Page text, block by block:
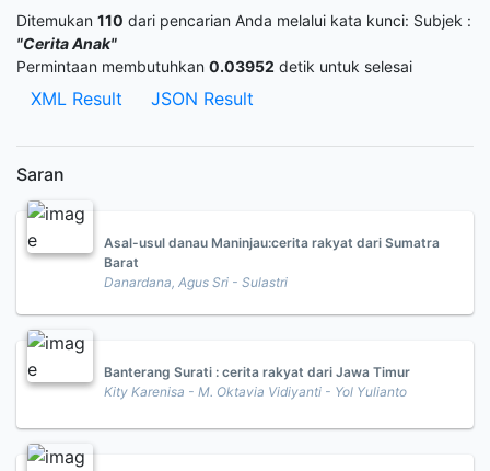
Ditemukan 110 dari pencarian Anda melalui kata kunci: Subjek :
"Cerita Anak"
Permintaan membutuhkan 0.03952 detik untuk selesai
XML Result JSON Result
Saran
Asal-usul danau Maninjau:cerita rakyat dari Sumatra
Barat
Danardana, Agus Sri - Sulastri
Banterang Surati : cerita rakyat dari Jawa Timur
Kity Karenisa - M. Oktavia Vidiyanti - Yol Yulianto